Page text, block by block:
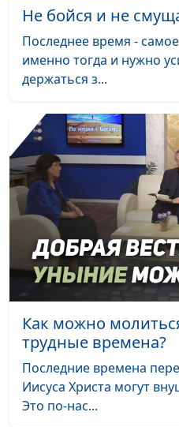
Грех и древняя
система
жертвоприношений
Жертвоприношения:
как это было?
Чему нас учит
всесожжения
Не бойся и не
Последнее время -
именно тогда и нужно
держаться з...
Как можно
трудные времена?
Последние времена
Иисуса Христа могут
Это по-нас...